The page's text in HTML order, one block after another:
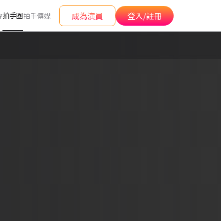
拍手圈拍手傳媒 成為演員 登入/註冊